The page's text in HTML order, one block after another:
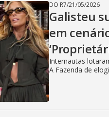
DO R7/21/05/2026
Galisteu
em
Internautas
A Fazenda de